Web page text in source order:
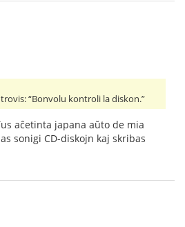
“Bonvolu kontroli la diskon.”
aĉetinta japana aŭto de mia
sonigi CD-diskojn kaj skribas